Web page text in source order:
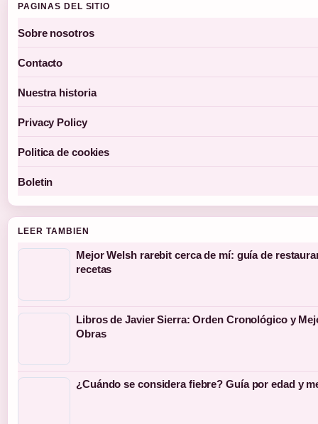
PAGINAS DEL SITIO
Sobre nosotros
Contacto
Nuestra historia
Privacy Policy
Politica de cookies
Boletin
LEER TAMBIEN
Mejor Welsh rarebit cerca de mí: guía de
recetas
Libros de Javier Sierra: Orden Cronológico y
Obras
¿Cuándo se considera fiebre? Guía por edad y